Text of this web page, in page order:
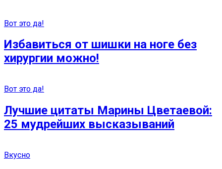
Вот это да!
Избавиться от шишки на ноге без
хирургии можно!
Вот это да!
Лучшие цитаты Марины Цветаевой:
25 мудрейших высказываний
Вкусно